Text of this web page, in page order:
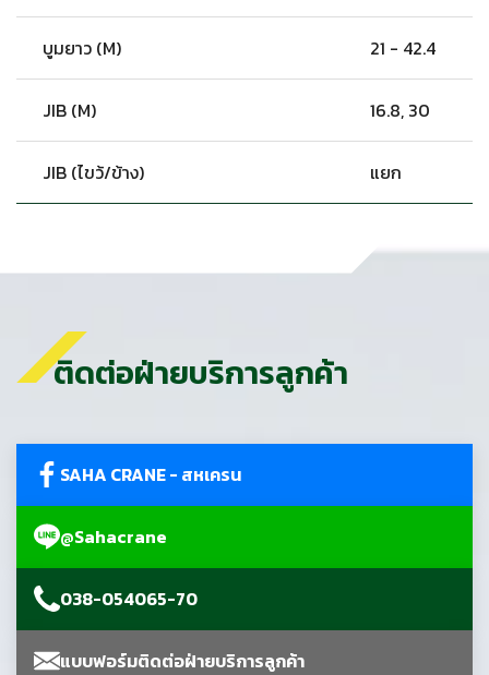
บูมยาว (M) 21 - 42.4
JIB (M) 16.8, 30
JIB (ไขว้/ข้าง) แยก
ติดต่อฝ่ายบริการลูกค้า
SAHA CRANE - สหเครน
@Sahacrane
038-054065-70
แบบฟอร์มติดต่อฝ่ายบริการลูกค้า